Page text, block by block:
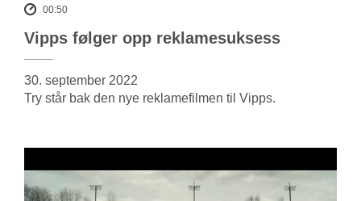
00:50
Vipps følger opp reklamesuksess
30. september 2022
Try står bak den nye reklamefilmen til Vipps.